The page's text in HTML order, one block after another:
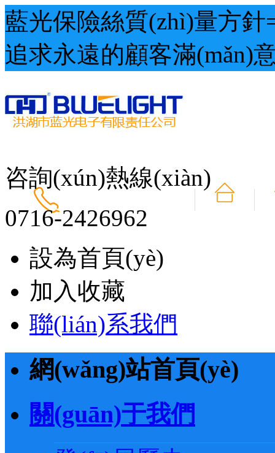
藍光保險絲質(zhì)量方針
追求永遠的顧客滿(mǎn)意
咨詢(xún)熱線(xiàn)
0716-2426962
設為首頁(yè)
加入收藏
聯(lián)系我們
網(wǎng)站首頁(yè)
關(guān)于我們